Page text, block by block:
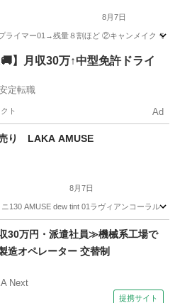
8月7日
ライマー01→残量８割ほど ②キャンメイク モ
品 キャンメイク
】月収30万↑中型免許ドライ
定転職
ト Ad
り LAKA AMUSE
8月7日
130 AMUSE dew tint 01ラヴィアンコーラル →
クアップ
30万円・派遣社員≫機械系工場で
造オペレーター 交替制
Next
提携サイト